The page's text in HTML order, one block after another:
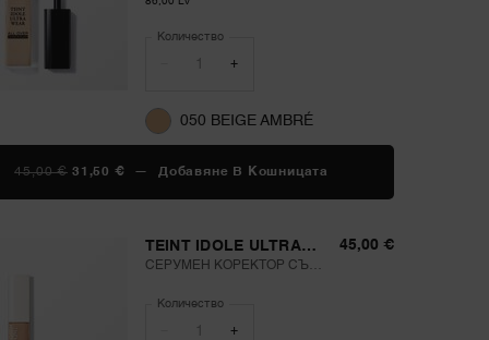
Количество
+
050 BEIGE AMBRÉ
СТАРА ЦЕНА
45,00 €
НОВА ЦЕНА31,50 € ― Добавяне В Кошницата
TEINT IDOLE ULTRA
WEAR CARE&GLOW
СЕРУМЕН КОРЕКТОР СЪС
КОЙТО МОЖЕ ДА СЕ
НАДГРАЖДА
45,00 €
Количество
+